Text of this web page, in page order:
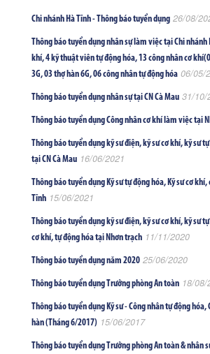
Chi nhánh Hà Tĩnh - Thông báo tuyển dụng 26/08/
Thông báo tuyển dụng nhân sự làm việc tại Chi nhánh
khí, 4 kỹ thuật viên tự động hóa, 13 công nhân cơ
3G, 03 thợ hàn 6G, 06 công nhân tự động hóa 06/05/
Thông báo tuyển dụng nhân sự tại CN Cà Mau 31/10/
Thông báo tuyển dụng Công nhân cơ khí làm việc tại
Thông báo tuyển dụng kỹ sư điện, kỹ sư cơ khí, kỹ sư
tại CN Cà Mau 16/06/2021
Thông báo tuyển dụng Kỹ sư tự động hóa, Kỹ sư cơ
Tĩnh 15/06/2021
Thông báo tuyển dụng kỹ sư điện, kỹ sư cơ khí, kỹ sư
cơ khí, tự động hóa tại Nhơn trạch 11/11/2020
Thông báo tuyển dụng năm 2020 25/06/2020
Thông báo tuyển dụng Trưởng phòng An toàn 18/08/
Thông báo tuyển dụng Kỹ sư - Công nhân tự động hóa,
hàn (Tháng 6/2017) 15/06/2017
Thông báo tuyển dụng Trưởng phòng An toàn & nhân